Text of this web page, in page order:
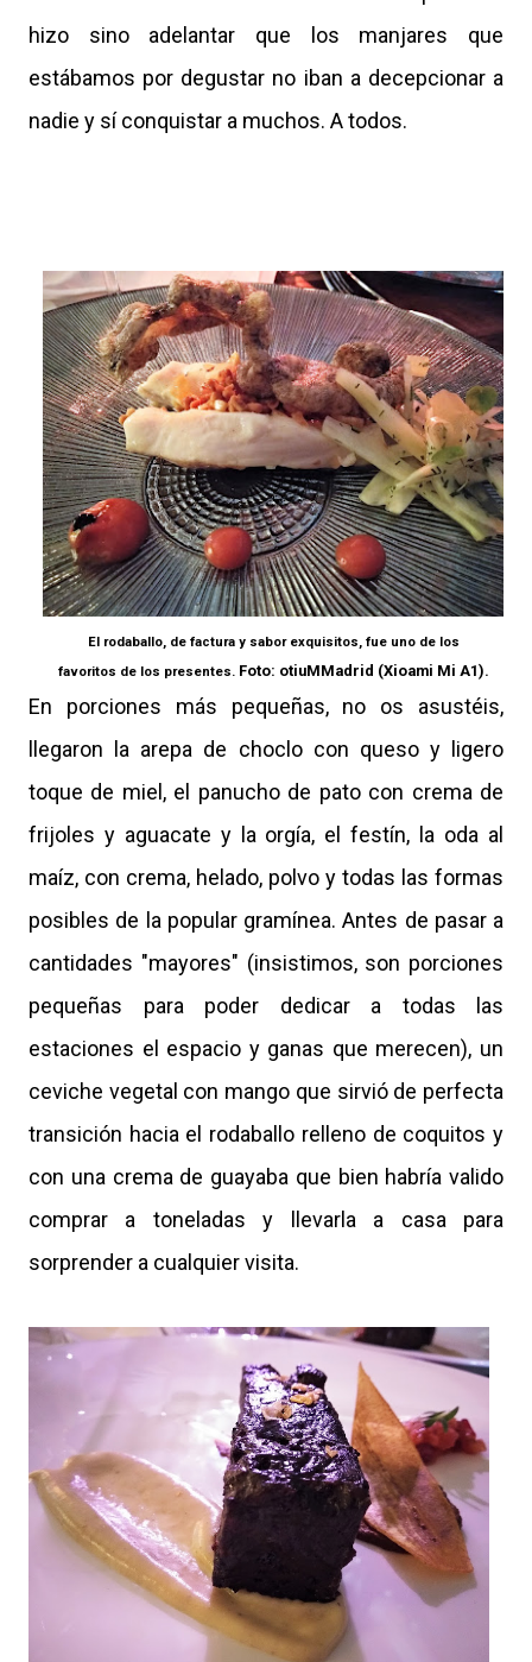
hizo sino adelantar que los manjares que
estábamos por degustar no iban a decepcionar a
nadie y sí conquistar a muchos. A todos.
El rodaballo, de factura y sabor exquisitos, fue uno de los
favoritos de los presentes. Foto: otiuMMadrid (Xioami Mi A1).
En porciones más pequeñas, no os asustéis,
llegaron la arepa de choclo con queso y ligero
toque de miel, el panucho de pato con crema de
frijoles y aguacate y la orgía, el festín, la oda al
maíz, con crema, helado, polvo y todas las formas
posibles de la popular gramínea. Antes de pasar a
cantidades "mayores" (insistimos, son porciones
pequeñas para poder dedicar a todas las
estaciones el espacio y ganas que merecen), un
ceviche vegetal con mango que sirvió de perfecta
transición hacia el rodaballo relleno de coquitos y
con una crema de guayaba que bien habría valido
comprar a toneladas y llevarla a casa para
sorprender a cualquier visita.